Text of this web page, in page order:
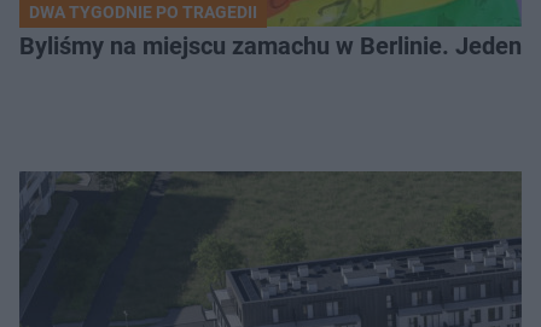
DWA TYGODNIE PO TRAGEDII
Byliśmy na miejscu zamachu w Berlinie. Jeden